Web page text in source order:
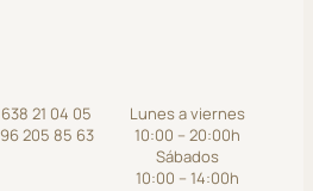
638 21 04 05
96 205 85 63
Lunes a viernes
10:00 – 20:00h
Sábados
10:00 – 14:00h